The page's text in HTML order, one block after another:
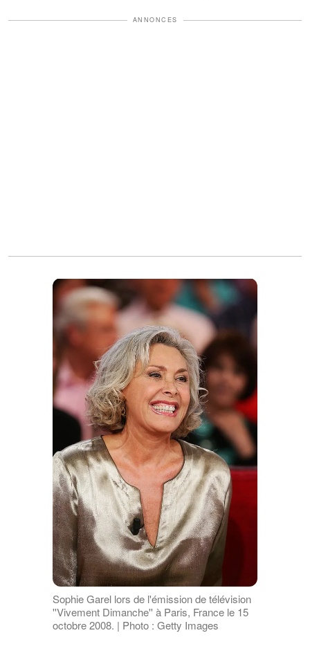
ANNONCES
Sophie Garel lors de l'émission de télévision
''Vivement Dimanche'' à Paris, France le 15
octobre 2008. | Photo : Getty Images